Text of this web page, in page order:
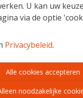
U kan uw
via de optie
Privacybeleid.
Alle cookies accepteren
noodzakelijke